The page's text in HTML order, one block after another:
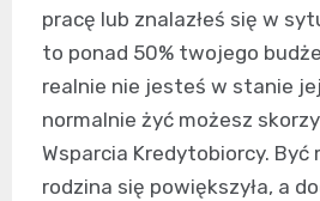
pracę lub znalazłeś się w
to ponad 50% twojego
realnie nie jesteś w stanie
normalnie żyć możesz
Wsparcia Kredytobiorcy. Być
rodzina się powiększyła, a